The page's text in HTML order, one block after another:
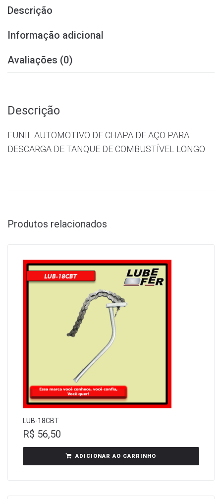
Descrição
Informação adicional
Avaliações (0)
Descrição
FUNIL AUTOMOTIVO DE CHAPA DE AÇO PARA
DESCARGA DE TANQUE DE COMBUSTÍVEL LONGO
Produtos relacionados
LUB-18CBT
R$ 56,50
ADICIONAR AO CARRINHO